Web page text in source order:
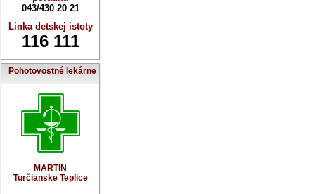
043/430 20 21
----------------------------
Linka detskej istoty
116 111
Pohotovostné lekárne
MARTIN
Turčianske Teplice